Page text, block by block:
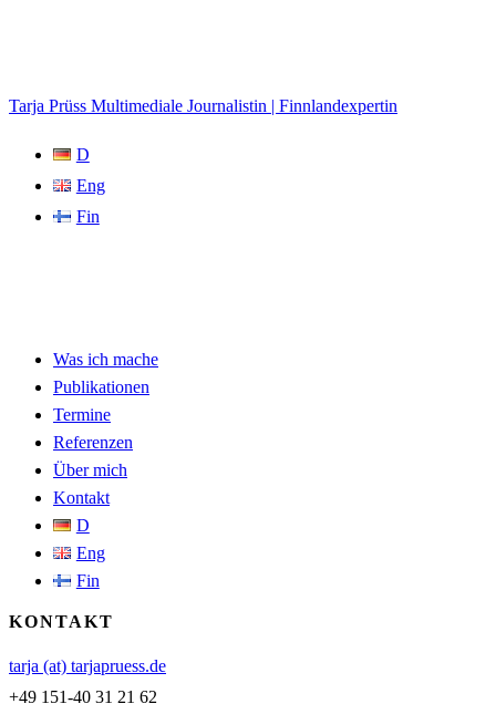
Tarja Prüss Multimediale Journalistin | Finnlandexpertin
D
Eng
Fin
Was ich mache
Publikationen
Termine
Referenzen
Über mich
Kontakt
D
Eng
Fin
KONTAKT
tarja (at) tarjapruess.de
+49 151-40 31 21 62